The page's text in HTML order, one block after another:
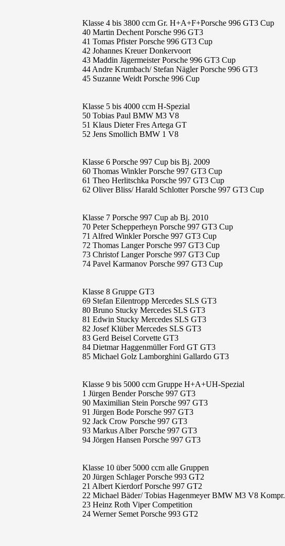
Klasse 4 bis 3800 ccm Gr. H+A+F+Porsche 996 GT3 Cup
40 Martin Dechent Porsche 996 GT3
41 Tomas Pfister Porsche 996 GT3 Cup
42 Johannes Kreuer Donkervoort
43 Maddin Jägermeister Porsche 996 GT3 Cup
44 Andre Krumbach/ Stefan Nägler Porsche 996 GT3
45 Suzanne Weidt Porsche 996 Cup
Klasse 5 bis 4000 ccm H-Spezial
50 Tobias Paul BMW M3 V8
51 Klaus Dieter Fres Artega GT
52 Jens Smollich BMW 1 V8
Klasse 6 Porsche 997 Cup bis Bj. 2009
60 Thomas Winkler Porsche 997 GT3 Cup
61 Theo Herlitschka Porsche 997 GT3 Cup
62 Oliver Bliss/ Harald Schlotter Porsche 997 GT3 Cup
Klasse 7 Porsche 997 Cup ab Bj. 2010
70 Peter Schepperheyn Porsche 997 GT3 Cup
71 Alfred Winkler Porsche 997 GT3 Cup
72 Thomas Langer Porsche 997 GT3 Cup
73 Christof Langer Porsche 997 GT3 Cup
74 Pavel Karmanov Porsche 997 GT3 Cup
Klasse 8 Gruppe GT3
69 Stefan Eilentropp Mercedes SLS GT3
80 Bruno Stucky Mercedes SLS GT3
81 Edwin Stucky Mercedes SLS GT3
82 Josef Klüber Mercedes SLS GT3
83 Gerd Beisel Corvette GT3
84 Dietmar Haggenmüller Ford GT GT3
85 Michael Golz Lamborghini Gallardo GT3
Klasse 9 bis 5000 ccm Gruppe H+A+UH-Spezial
1 Jürgen Bender Porsche 997 GT3
90 Maximilian Stein Porsche 997 GT3
91 Jürgen Bode Porsche 997 GT3
92 Jack Crow Porsche 997 GT3
93 Markus Alber Porsche 997 GT3
94 Jörgen Hansen Porsche 997 GT3
Klasse 10 über 5000 ccm alle Gruppen
20 Jürgen Schlager Porsche 993 GT2
21 Albert Kierdorf Porsche 997 GT2
22 Michael Bäder/ Tobias Hagenmeyer BMW M3 V8 Kompr.
23 Heinz Roth Viper Competition
24 Werner Semet Porsche 993 GT2